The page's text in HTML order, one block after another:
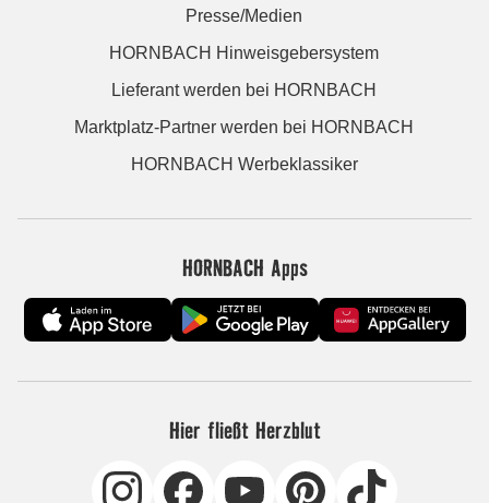
Presse/Medien
HORNBACH Hinweisgebersystem
Lieferant werden bei HORNBACH
Marktplatz-Partner werden bei HORNBACH
HORNBACH Werbeklassiker
HORNBACH Apps
Hier fließt Herzblut